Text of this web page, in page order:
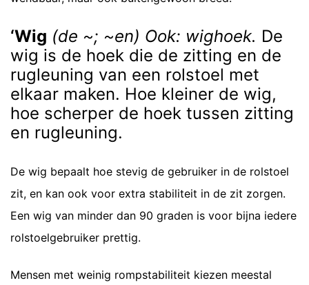
‘Wig (de ~; ~en) Ook: wighoek. De
wig is de hoek die de zitting en de
rugleuning van een rolstoel met
elkaar maken. Hoe kleiner de wig,
hoe scherper de hoek tussen zitting
en rugleuning.
De wig bepaalt hoe stevig de gebruiker in de rolstoel
zit, en kan ook voor extra stabiliteit in de zit zorgen.
Een wig van minder dan 90 graden is voor bijna iedere
rolstoelgebruiker prettig.
Mensen met weinig rompstabiliteit kiezen meestal